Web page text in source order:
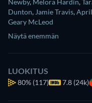
Newby, Melora Hardin,
Dunton, Jamie Travis,
Geary McLeod
Näytä enemmän
LUOKITUS
80% (117) 7.8 (24k)